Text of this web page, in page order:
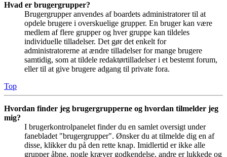
Hvad er brugergrupper?
Brugergrupper anvendes af boardets administratorer til at
opdele brugere i overskuelige grupper. En bruger kan være
medlem af flere grupper og hver gruppe kan tildeles
individuelle tilladelser. Det gør det enkelt for
administratorerne at ændre tilladelser for mange brugere
samtidig, som at tildele redaktørtilladelser i et bestemt forum,
eller til at give brugere adgang til private fora.
Top
Hvordan finder jeg brugergrupperne og hvordan tilmelder jeg
mig?
I brugerkontrolpanelet finder du en samlet oversigt under
fanebladet "brugergrupper". Ønsker du at tilmelde dig en af
disse, klikker du på den rette knap. Imidlertid er ikke alle
grupper åbne, nogle kræver godkendelse, andre er lukkede og